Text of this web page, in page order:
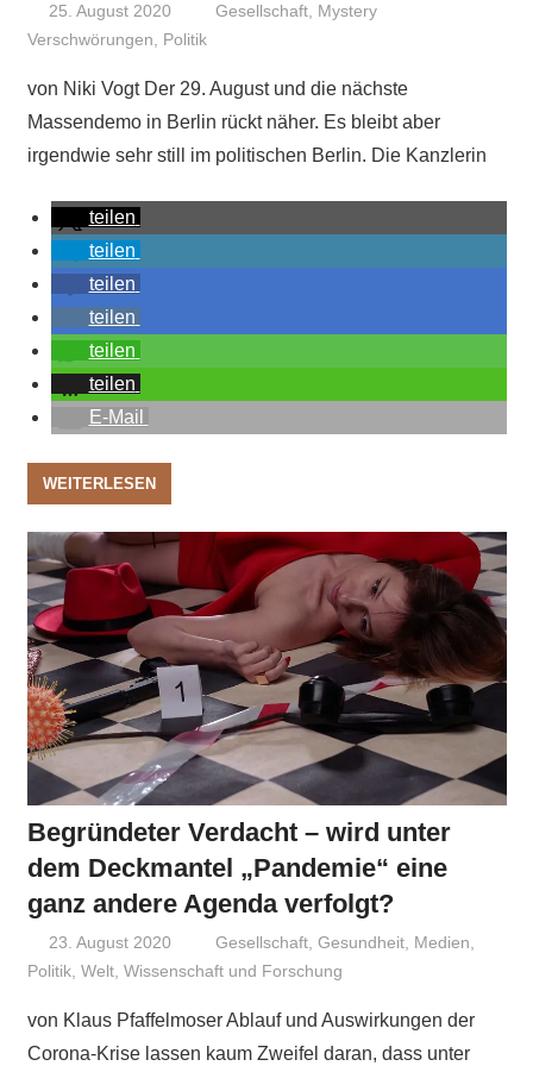
25. August 2020 Niki Vogt
Gesellschaft, Mystery
Verschwörungen, Politik
von Niki Vogt Der 29. August und die nächste
Massendemo in Berlin rückt näher. Es bleibt aber
irgendwie sehr still im politischen Berlin. Die Kanzlerin
teilen
teilen
teilen
teilen
teilen
teilen
E-Mail
WEITERLESEN
Begründeter Verdacht – wird unter
dem Deckmantel „Pandemie“ eine
ganz andere Agenda verfolgt?
23. August 2020 Niki Vogt
Gesellschaft,Gesundheit, Medien,
Politik, Welt, Wissenschaft und Forschung
von Klaus Pfaffelmoser Ablauf und Auswirkungen der
Corona-Krise lassen kaum Zweifel daran, dass unter